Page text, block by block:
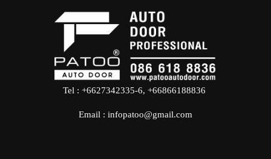
Tel : +6627342335-6, +66866188836
Email : infopatoo@gmail.com